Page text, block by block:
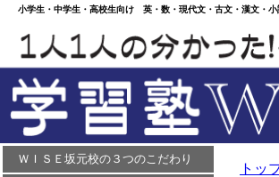
小学生・中学生・高校生向け 英・数・現代文・古文・漢文
ＷＩＳＥ坂元校の３つのこだわり
トッ